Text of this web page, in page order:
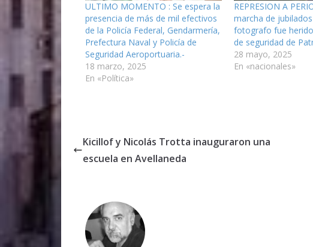
ULTIMO MOMENTO : Se espera la
presencia de más de mil efectivos
de la Policía Federal, Gendarmería,
Prefectura Naval y Policía de
Seguridad Aeroportuaria.-
18 marzo, 2025
En «Política»
REPRESION A
marcha de
fotografo fue
de seguridad de
28 mayo, 2025
En «nacionales»
Kicillof y Nicolás Trotta inauguraron una
escuela en Avellaneda